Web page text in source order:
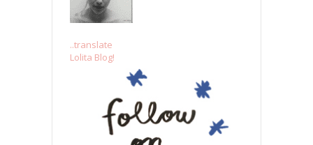
..translate
Lolita Blog!